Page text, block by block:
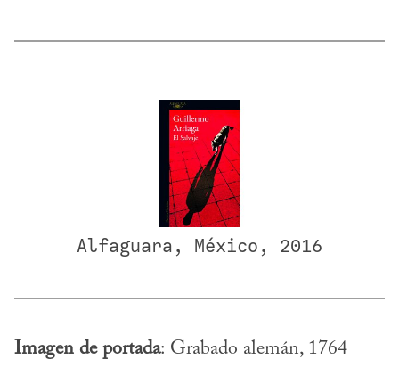
Alfaguara, México, 2016
Imagen de portada: Grabado alemán, 1764